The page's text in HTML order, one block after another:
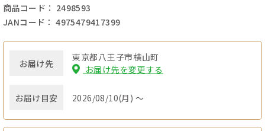
商品コード： 2498593
JANコード： 4975479417399
お届け先
東京都八王子市横山町
お届け先を変更する
お届け目安 2026/08/10(月) ～